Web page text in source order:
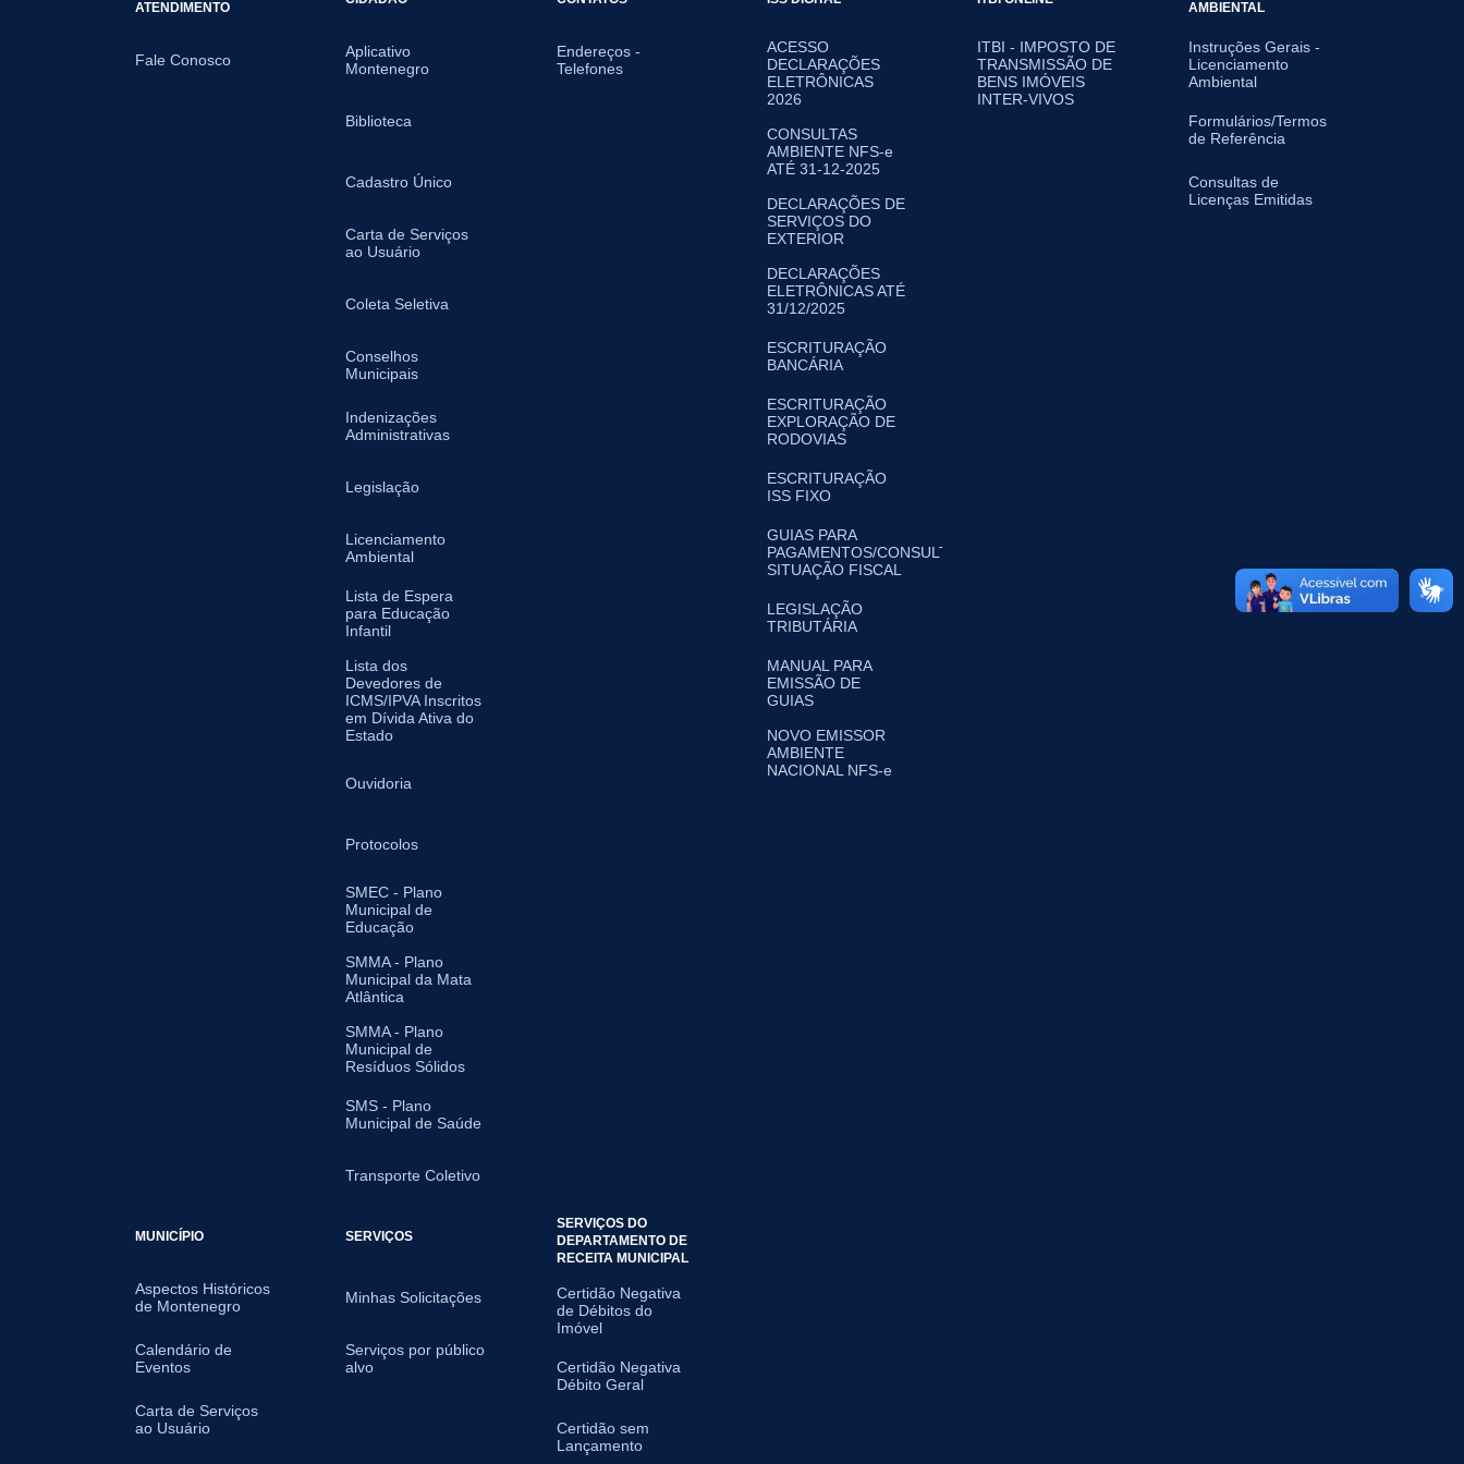
ATENDIMENTO
Fale Conosco
Aplicativo
Montenegro
Biblioteca
Cadastro Único
Carta de Serviços
ao Usuário
Coleta Seletiva
Conselhos
Municipais
Indenizações
Administrativas
Legislação
Licenciamento
Ambiental
Lista de Espera
para Educação
Infantil
Lista dos
Devedores de
ICMS/IPVA Inscritos
em Dívida Ativa do
Estado
Ouvidoria
Protocolos
SMEC - Plano
Municipal de
Educação
SMMA - Plano
Municipal da Mata
Atlântica
SMMA - Plano
Municipal de
Resíduos Sólidos
SMS - Plano
Municipal de Saúde
Transporte Coletivo
Endereços -
Telefones
ACESSO
DECLARAÇÕES
ELETRÔNICAS
2026
CONSULTAS
AMBIENTE NFS-e
ATÉ 31-12-2025
DECLARAÇÕES DE
SERVIÇOS DO
EXTERIOR
DECLARAÇÕES
ELETRÔNICAS ATÉ
31/12/2025
ESCRITURAÇÃO
BANCÁRIA
ESCRITURAÇÃO
EXPLORAÇÃO DE
RODOVIAS
ESCRITURAÇÃO
ISS FIXO
GUIAS PARA
PAGAMENTOS/CONSULTA
SITUAÇÃO FISCAL
LEGISLAÇÃO
TRIBUTÁRIA
MANUAL PARA
EMISSÃO DE
GUIAS
NOVO EMISSOR
AMBIENTE
NACIONAL NFS-e
ITBI - IMPOSTO DE
TRANSMISSÃO DE
BENS IMÓVEIS
INTER-VIVOS
AMBIENTAL
Instruções Gerais -
Licenciamento
Ambiental
Formulários/Termos
de Referência
Consultas de
Licenças Emitidas
MUNICÍPIO
Aspectos Históricos
de Montenegro
Calendário de
Eventos
Carta de Serviços
ao Usuário
SERVIÇOS
Minhas Solicitações
Serviços por público
alvo
SERVIÇOS DO
DEPARTAMENTO DE
RECEITA MUNICIPAL
Certidão Negativa
de Débitos do
Imóvel
Certidão Negativa
Débito Geral
Certidão sem
Lançamento